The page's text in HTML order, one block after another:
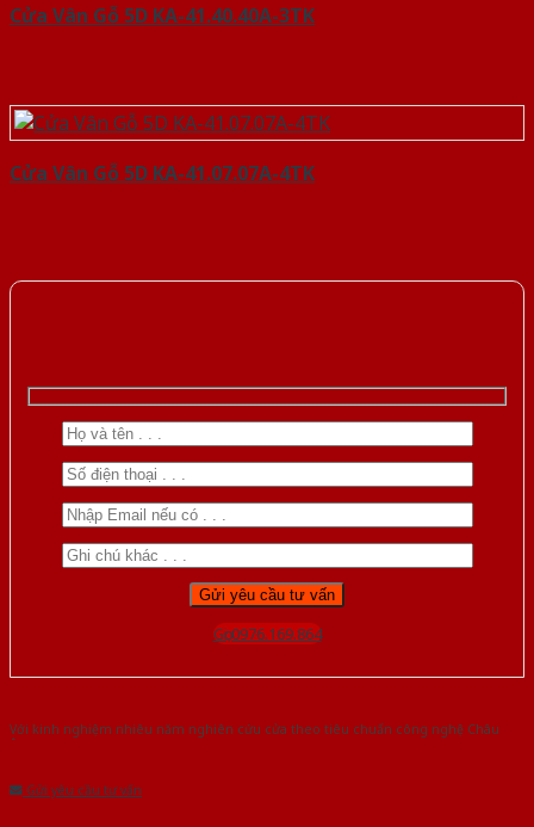
Cửa Vân Gỗ 5D KA-41.40.40A-3TK
Cửa Vân Gỗ 5D KA-41.07.07A-4TK
Gọi 0976.169.864
Với kinh nghiệm nhiêu năm nghiên cứu cửa theo tiêu chuẩn công nghệ Châu
Âu.Chúng tôi tự tin là nhà sản xuất & cung cấp hàng đầu tại Việt Nam!
Gửi yêu cầu tư vấn